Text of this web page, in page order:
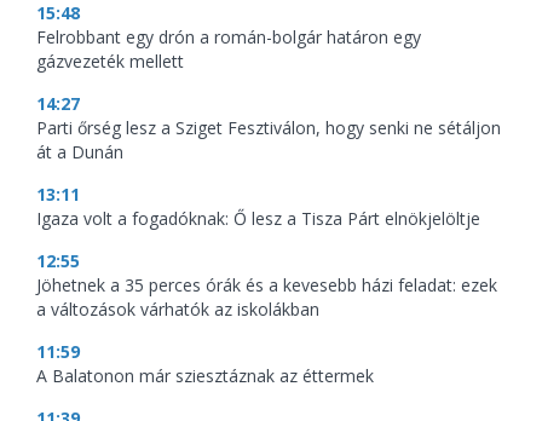
15:48
Felrobbant egy drón a román-bolgár határon egy
gázvezeték mellett
14:27
Parti őrség lesz a Sziget Fesztiválon, hogy senki ne sétáljon
át a Dunán
13:11
Igaza volt a fogadóknak: Ő lesz a Tisza Párt elnökjelöltje
12:55
Jöhetnek a 35 perces órák és a kevesebb házi feladat: ezek
a változások várhatók az iskolákban
11:59
A Balatonon már sziesztáznak az éttermek